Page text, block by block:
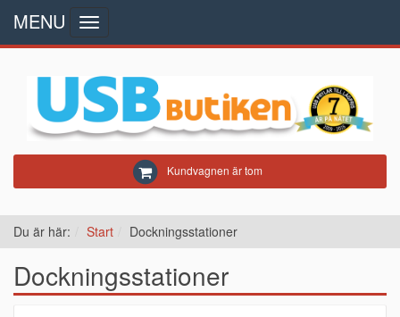
Kundvagnen är tom
MENU
Toggle
navigation
Du är här: Start Dockningsstationer
Dockningsstationer